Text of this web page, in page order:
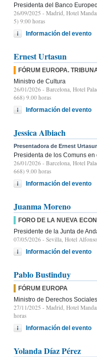
Presidenta del Banco
26/09/2025 - Madrid, Hotel
5) 9:00 horas
Información del evento
Ernest Urtasun
FÓRUM EUROPA.
Ministro de Cultura
26/01/2026 - Barcelona, Hotel
668) 9.00 horas
Información del evento
Jessica Albiach
Presentadora de Ernest
Presidenta de los Comuns
26/01/2026 - Barcelona, Hotel
668) 9.00 horas
Información del evento
Juanma Moreno
FORO DE LA NUEVA
Presidente de la Junta de
07/05/2026 - Sevilla, Hotel
Información del evento
Pablo Bustinduy
FÓRUM EUROPA
Ministro de Derechos
27/11/2025 - Madrid, Hotel
horas
Información del evento
Yolanda Díaz Pérez